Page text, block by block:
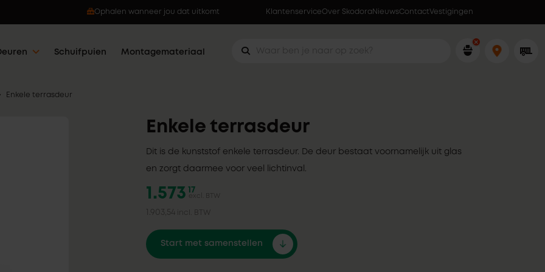
Ophalen wanneer jou dat uitkomt Lokaal geproduceerd in eigen fabriek
KlantenserviceOver Skodora NieuwsContactVestigingen
Schuifpuien Montagemateriaal
Enkele terrasdeur
Enkele terrasdeur
Dit is de kunststof enkele terrasdeur. De deur bestaat voornamelijk uit glas
en zorgt daarmee voor veel lichtinval.
1.573 17
excl. BTW
1.903,54 incl. BTW
Start met samenstellen